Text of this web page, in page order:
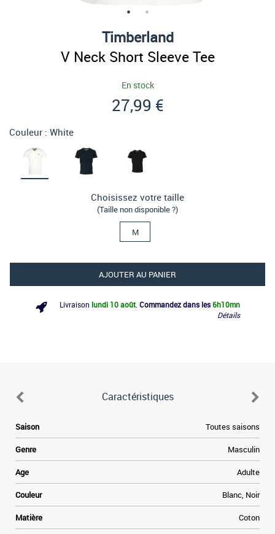
Timberland
V Neck Short Sleeve Tee
En stock
27,99 €
Couleur : White
Choisissez votre taille
(Taille non disponible ?)
M
AJOUTER AU PANIER
Livraison lundi 10 août. Commandez dans les 6h10mn
Détails
Caractéristiques
Saison Toutes saisons
Genre Masculin
Age Adulte
Couleur Blanc, Noir
Matière Coton